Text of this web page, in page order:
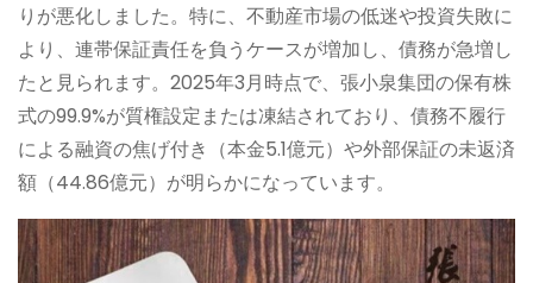
りが悪化しました。特に、不動産市場の低迷や投資失敗に
より、連帯保証責任を負うケースが増加し、債務が急増し
たと見られます。2025年3月時点で、張小泉集団の保有株
式の99.9%が質権設定または凍結されており、債務不履行
による融資の焦げ付き（本金5.1億元）や外部保証の未返済
額（44.86億元）が明らかになっています。